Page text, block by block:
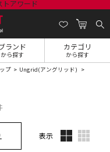
ランド
から探す
カテゴリ
から探す
プ Ungrid(アングリッド)
表示